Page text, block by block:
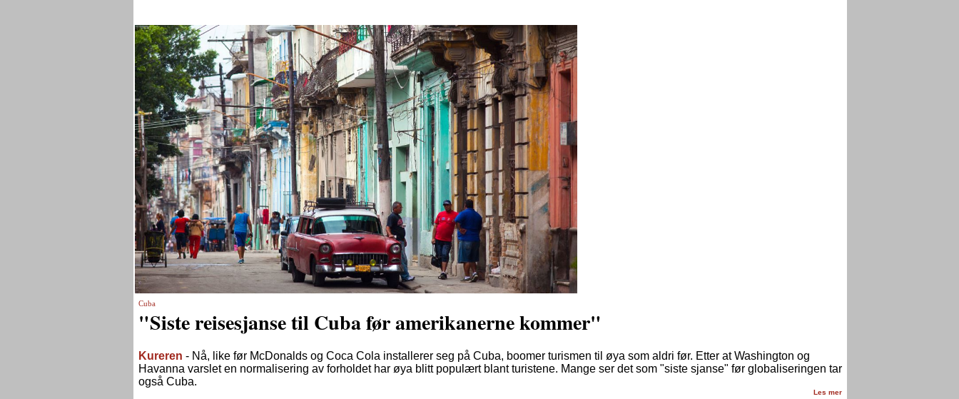
Cuba
"Siste reisesjanse til Cuba før amerikanerne kommer"
Kureren - Nå, like før McDonalds og Coca Cola installerer seg på Cuba, boomer turismen til øya som aldri før. Etter at Washington og
Havanna varslet en normalisering av forholdet har øya blitt populært blant turistene. Mange ser det som "siste sjanse" før globaliseringen tar
også Cuba.
Les mer